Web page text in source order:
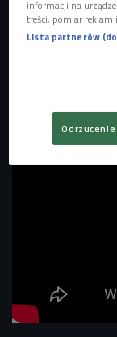
czy tytułowe
nominację do
najważniejszych
informacji na
treści, pomiar reklam
Lista partnerów